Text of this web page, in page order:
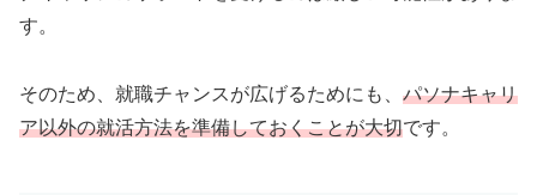
す。
そのため、就職チャンスが広げるためにも、 パソナキャリ
ア以外の就活方法を準備しておくことが大切です。